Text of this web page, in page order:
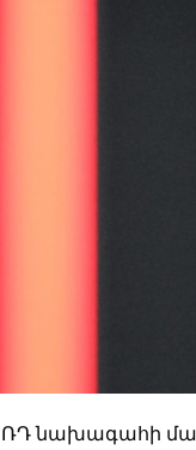
ՌԴ նախագահի